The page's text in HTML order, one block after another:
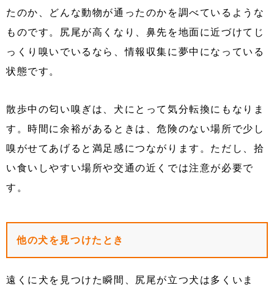
たのか、どんな動物が通ったのかを調べているような
ものです。尻尾が高くなり、鼻先を地面に近づけてじ
っくり嗅いでいるなら、情報収集に夢中になっている
状態です。
散歩中の匂い嗅ぎは、犬にとって気分転換にもなりま
す。時間に余裕があるときは、危険のない場所で少し
嗅がせてあげると満足感につながります。ただし、拾
い食いしやすい場所や交通の近くでは注意が必要で
す。
他の犬を見つけたとき
遠くに犬を見つけた瞬間、尻尾が立つ犬は多くいま